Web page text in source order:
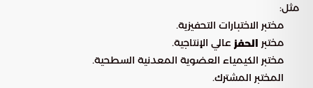
مثل:
مختبر الاختبارات التحفيزية.
مختبر الحفز عالي الإنتاجية.
مختبر الكيمياء العضوية المعدنية السطحية.
المختبر المشترك.